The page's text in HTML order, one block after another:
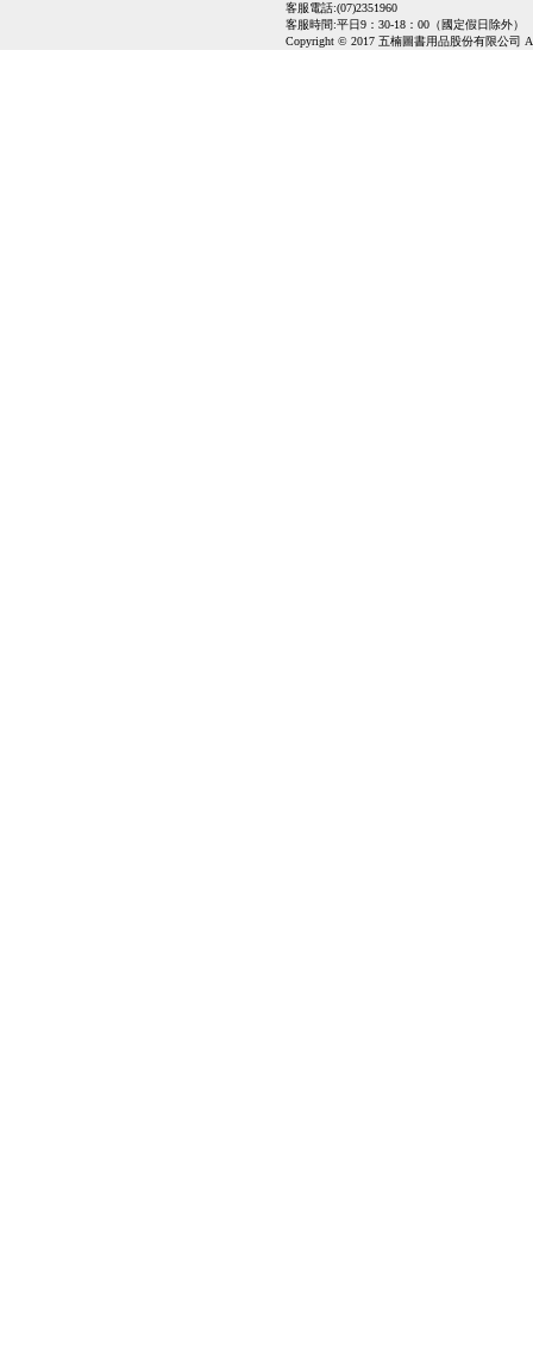
客服電話:(07)2351960
客服時間:平日9：30-18：00（國定假日除外）
Copyright © 2017 五楠圖書用品股份有限公司